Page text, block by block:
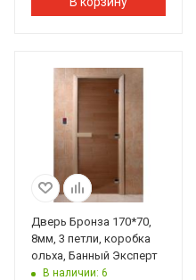
Дверь Бронза 170*70,
8мм, 3 петли, коробка
ольха, Банный Эксперт
В наличии: 6